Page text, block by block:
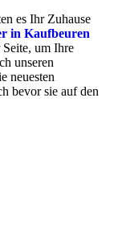
es Ihr Zuhause
in Kaufbeuren
um Ihre
unseren
neuesten
bevor sie auf den